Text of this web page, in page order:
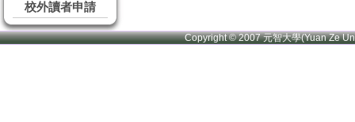
校外讀者申請
Copyright © 2007 元智大學(Yuan Ze